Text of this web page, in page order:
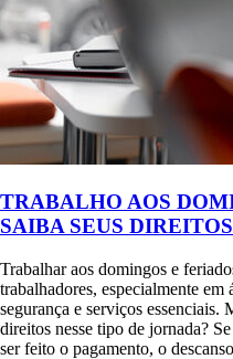
TRABALHO AOS
SAIBA SEUS
Trabalhar aos domingos e
trabalhadores, especialmente em
segurança e serviços essenciais.
direitos nesse tipo de jornada?
ser feito o pagamento, o